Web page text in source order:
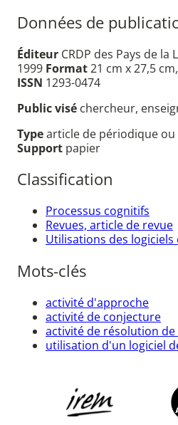
Données de
Éditeur CRDP des Pays de la
1999 Format21 cm x 27,5
ISSN 1293-0474
Public visé chercheur,
Typearticle de périodique ou
Support papier
Classification
Processus cognitifs
Revues, article de revue
Utilisations des
Mots-clés
activité d'approche
activité de conjecture
activité de résolution
utilisation d'un logiciel